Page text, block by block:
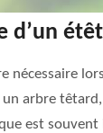
d’un
nécessaire
arbre
est souvent